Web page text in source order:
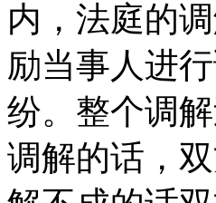
内，法庭的
励当事人进
纷。整个调
调解的话，